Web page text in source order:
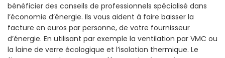
bénéficier des conseils de professionnels spécialisé dans
l’économie d’énergie. Ils vous aident à faire baisser la
facture en euros par personne, de votre fournisseur
d’énergie. En utilisant par exemple la ventilation par VMC ou
la laine de verre écologique et l’isolation thermique. Le